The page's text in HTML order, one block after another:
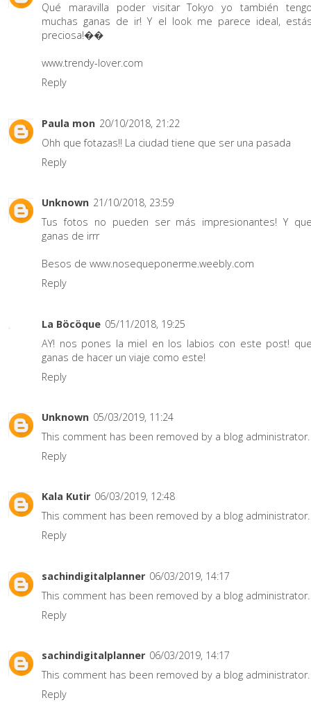
Qué maravilla poder visitar Tokyo yo también
muchas ganas de ir! Y el look me parece ideal,
preciosa!��
www.trendy-lover.com
Reply
Paula mon 20/10/2018, 21:22
Ohh que fotazas!! La ciudad tiene que ser una pasada
Reply
Unknown 21/10/2018, 23:59
Tus fotos no pueden ser más impresionantes! Y
ganas de irrr
Besos de www.nosequeponerme.weebly.com
Reply
La Böcöque 05/11/2018, 19:25
AY! nos pones la miel en los labios con este post!
ganas de hacer un viaje como este!
Reply
Unknown 05/03/2019, 11:24
This comment has been removed by a blog administrator.
Reply
Kala Kutir 06/03/2019, 12:48
This comment has been removed by a blog administrator.
Reply
sachindigitalplanner 06/03/2019, 14:17
This comment has been removed by a blog administrator.
Reply
sachindigitalplanner 06/03/2019, 14:17
This comment has been removed by a blog administrator.
Reply